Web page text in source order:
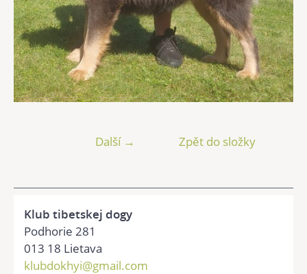
Další → Zpět do složky
Klub tibetskej dogy
Podhorie 281
013 18 Lietava
klubdokhyi@gmail.com